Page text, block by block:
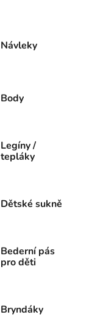
Návleky
Body
Legíny /
tepláky
Dětské sukně
Bederní pás
pro děti
Bryndáky